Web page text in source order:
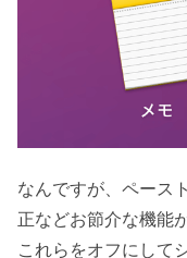
なんですが、ペース
正などお節介な機能
これらをオフにして